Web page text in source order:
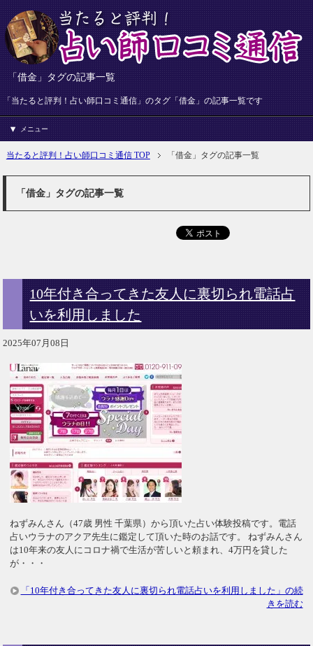
「借金」タグの記事一覧
「当たると評判！占い師口コミ通信」のタグ「借金」の記事一覧です
メニュー
当たると評判！占い師口コミ通信 TOP 「借金」タグの記事一覧
「借金」タグの記事一覧
10年付き合ってきた友人に裏切られ電話占
いを利用しました
2025年07月08日
ねずみんさん（47歳 男性 千葉県）から頂いた占い体験投稿です。電話
占いウラナのアクア先生に鑑定して頂いた時のお話です。 ねずみんさん
は10年来の友人にコロナ禍で生活が苦しいと頼まれ、4万円を貸した
が・・・
「10年付き合ってきた友人に裏切られ電話占いを利用しました」の続
きを読む